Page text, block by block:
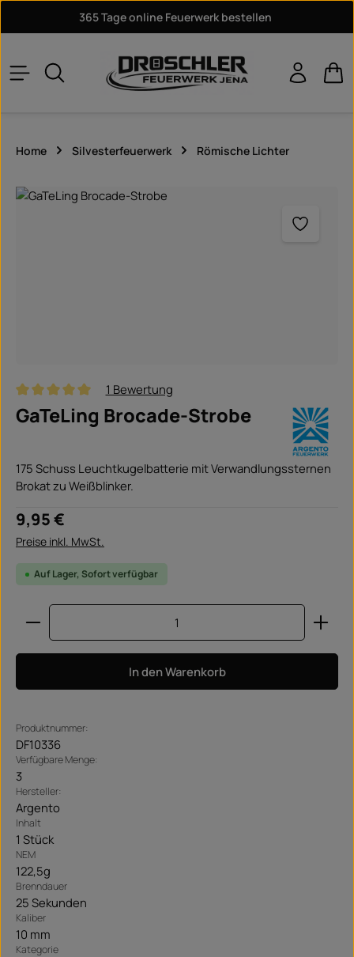
Zum Hauptinhalt springen365 Tage online Feuerwerk bestellen
Home Silvesterfeuerwerk Römische Lichter
Bildergalerie überspringen
Durchschnittliche Bewertung von 5 von 5 Sternen
1 Bewertung
GaTeLing Brocade-Strobe
175 Schuss Leuchtkugelbatterie mit Verwandlungssternen
Brokat zu Weißblinker.
Regulärer Preis:
9,95 €
Preise inkl. MwSt.
Auf Lager, Sofort verfügbar
Produkt Anzahl: Gib den gewünschten Wert ein
In den Warenkorb
Produktnummer:
DF10336
Verfügbare Menge:
3
Hersteller:
Argento
Inhalt
1 Stück
NEM
122,5g
Brenndauer
25 Sekunden
Kaliber
10 mm
Kategorie